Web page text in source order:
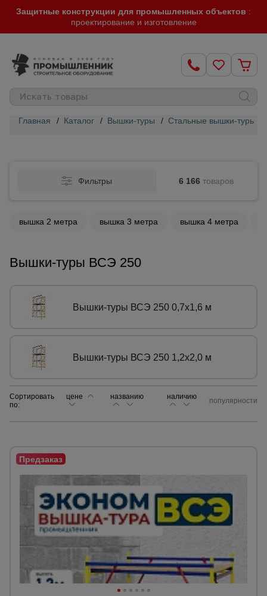
Защитные конструкции для промышленных объектов :
проектирование и изготовление
Главная / Каталог / Вышки-туры / Стальные вышки-туры
Фильтры 6 166 товаров
вышка 2 метра вышка 3 метра вышка 4 метра
Вышки-туры ВСЭ 250
Вышки-туры ВСЭ 250 0,7х1,6 м
Вышки-туры ВСЭ 250 1,2x2,0 м
Сортировать
по:
цене названию наличию популярности
тенты,
брезенты
Строительные
Фанера
ламинированная
Опалубка